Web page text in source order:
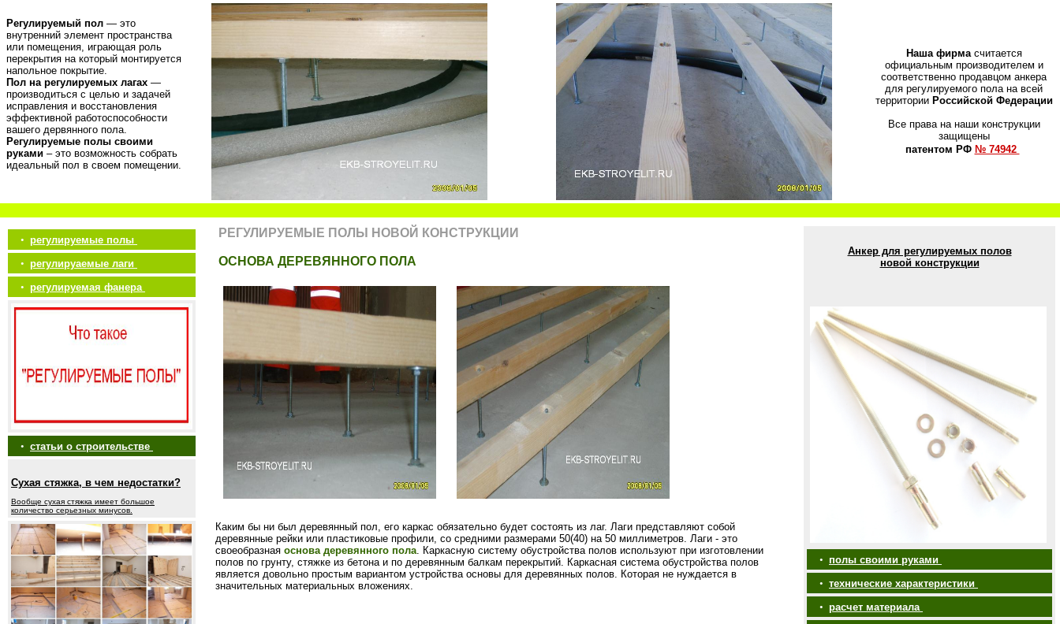
Регулируемый пол — это
внутренний элемент пространства
или помещения, играющая роль
перекрытия на который монтируется
напольное покрытие.
Пол на регулируемых лагах —
производиться с целью и задачей
исправления и восстановления
эффективной работоспособности
вашего дервянного пола.
Регулируемые полы своими
руками – это возможность собрать
идеальный пол в своем помещении.
Наша фирмасчитается
официальным производителем и
соответственно продавцом анкера
для регулируемого пола на всей
территории Российской Федерации
Все права на наши конструкции
защищены
патентом РФ № 74942
• регулируемые полы
• регулируаемые лаги
• регулируемая фанера
• статьи о строительстве
Сухая стяжка, в чем недостатки?
Вообще сухая стяжка имеет большое
количество серьезных минусов.
РЕГУЛИРУЕМЫЕ ПОЛЫ НОВОЙ КОНСТРУКЦИИ
ОСНОВА ДЕРЕВЯННОГО ПОЛА
Каким бы ни был деревянный пол, его каркас обязательно будет состоять из лаг. Лаги представляют собой
деревянные рейки или пластиковые профили, со средними размерами 50(40) на 50 миллиметров. Лаги - это
своеобразная основа деревянного пола. Каркасную систему обустройства полов используют при изготовлении
полов по грунту, стяжке из бетона и по деревянным балкам перекрытий. Каркасная система обустройства полов
является довольно простым вариантом устройства основы для деревянных полов. Которая не нуждается в
значительных материальных вложениях.
Анкер для регулируемых полов
новой конструкции
• полы своими руками
• технические характеристики
• расчет материала